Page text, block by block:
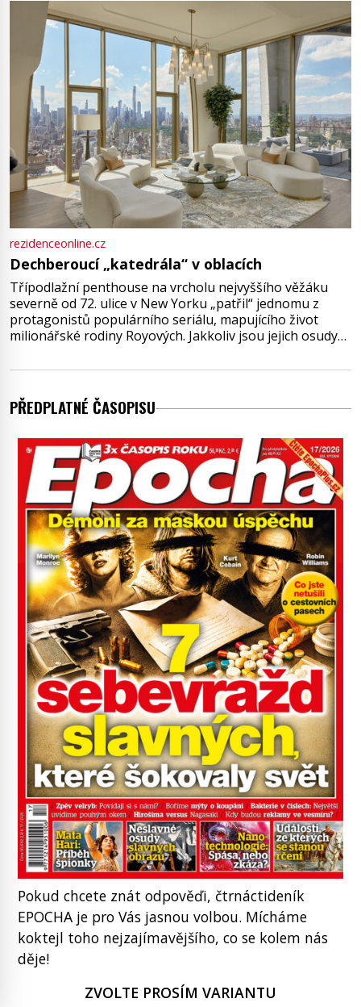
rezidenceonline.cz
Dechberoucí „katedrála“ v oblacích
Třípodlažní penthouse na vrcholu nejvyššího věžáku
severně od 72. ulice v New Yorku „patřil“ jednomu z
protagonistů populárního seriálu, mapujícího život
milionářské rodiny Royových. Jakkoliv jsou jejich osudy
Ohromující luxusní byt s pěti ložnicemi, čtyřmi
jenom jednou z nemovitostí
PŘEDPLATNÉ ČASOPISU
Pokud chcete znát odpověďi, čtrnáctideník
EPOCHA je pro Vás jasnou volbou. Mícháme
koktejl toho nejzajímavějšího, co se kolem nás
děje!
ZVOLTE PROSÍM VARIANTU